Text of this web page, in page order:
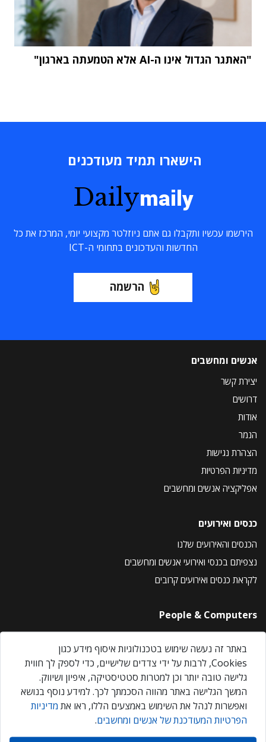
"האתגר הגדול אינו ה-AI אלא הטמעתה בארגון"
הישארו תמיד מעודכנים
Dailymaily
הירשמו עכשיו ותקבלו גם אתם ניוזלטר מקצועי יומי, המרכז את כל
החדשות והעדכונים בתחומי ה-ICT
הרשמה
אנשים ומחשבים
יצירת קשר
דרושים
אודות
הנמר
הצהרת נגישות
מדיניות הפרטיות
אפליקציה אנשים ומחשבים
כנסים ואירועים
הכנסים והאירועים שלנו
נצפיתם בכנסי ואירועי אנשים ומחשבים
לקראת כנסים ואירועים קרובים
People & Computers
About Us
Privacy Policy
Contact Us
Our Events
אנשים ומחשבים © 2026 – כל הזכויות שמורות
באתר זה נעשה שימוש בטכנולוגיות איסוף מידע כגון
Cookies, לרבות על ידי צדדים שלישיים, כדי לספק לך חווית
גלישה טובה יותר וכן למטרות סטטיסטיקה, איפיון ושיווק.
המשך הגלישה באתר מהווה הסכמתך לכך. למידע נוסף בנושא
ואפשרות לנהל את השימוש באמצעים הללו, ראו את מדיניות
הפרטיות המעודכנת של אנשים ומחשבים.